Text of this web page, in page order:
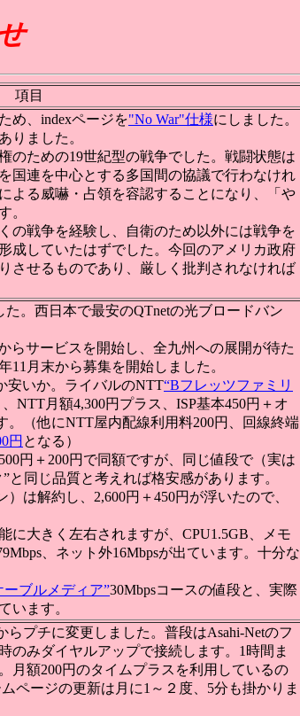
項目
め、indexページを"No War"仕様にしました。
りました。
ための19世紀型の戦争でした。戦闘状態は
国連を中心とする多国間の協議で行わなけれ
よる威嚇・占領を容認することになり、「や
。
の戦争を経験し、自衛のため以外には戦争を
成していたはずでした。今回のアメリカ政府
させるものであり、厳しく批判されなければ
。西日本で最安のQTnetの光ブロードバン
らサービスを開始し、全九州への展開が待た
11月末から募集を開始しました。
安いか。ライバルのNTT“Bフレッツファミリ
NTT月額4,300円プラス、ISP基本450円＋オ
。（他にNTT屋内配線利用料200円、回線終端
円 となる）
円＋200円で同額ですが、同じ値段で（実は
と同じ品質と考えれば格安感があります。
は解約し、2,600円＋450円が浮いたので、
大きく左右されますが、CPU1.5GB、メモ
、ネット外16Mbpsが出ています。十分な
ーブルメディア”30Mbpsコースの値段と、実際
います。
プチに変更しました。普段はAsahi-Netのフ
のみダイヤルアップで接続します。1時間ま
月額200円のタイムプラスを利用しているの
ページの更新は月に1～２度、5分も掛かりま